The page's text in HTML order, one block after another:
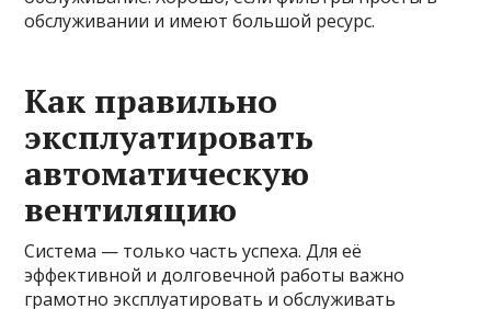
обслуживании и имеют большой ресурс.
Как правильно
эксплуатировать
автоматическую
вентиляцию
Система — только часть успеха. Для её
эффективной и долговечной работы важно
грамотно эксплуатировать и обслуживать